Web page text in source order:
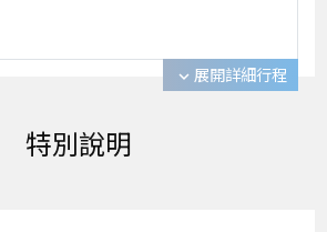
expand_more 展開詳細行程